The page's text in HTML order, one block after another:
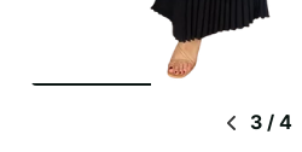
3 / 4